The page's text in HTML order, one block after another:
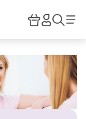
HiPP